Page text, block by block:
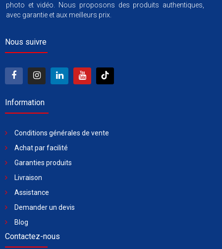
photo et vidéo. Nous proposons des produits authentiques,
avec garantie et aux meilleurs prix.
Nous suivre
Information
Conditions générales de vente
Achat par facilité
Garanties produits
Livraison
Assistance
Demander un devis
Blog
Contactez-nous